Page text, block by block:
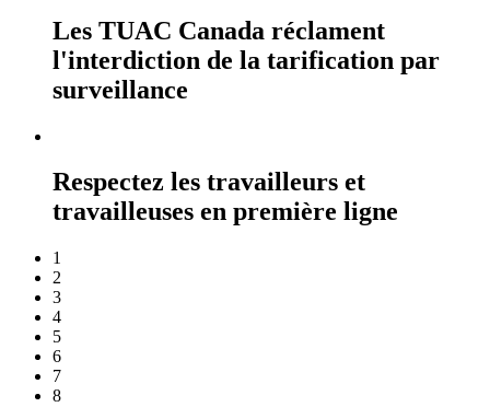
Les TUAC Canada réclament
l'interdiction de la tarification par
surveillance
Respectez les travailleurs et
travailleuses en première ligne
1
2
3
4
5
6
7
8